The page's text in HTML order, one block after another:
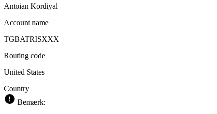
Antoian Kordiyal
Account name
TGBATRISXXX
Routing code
United States
Country
Bemærk: